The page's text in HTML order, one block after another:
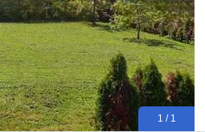
1 / 1